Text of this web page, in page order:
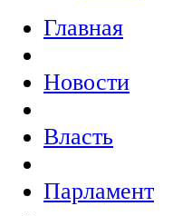
Главная
Новости
Власть
Парламент